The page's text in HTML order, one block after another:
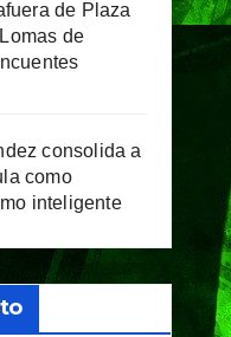
de Plaza
de
consolida a
como
inteligente